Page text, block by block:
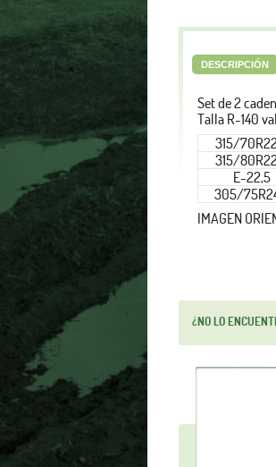
DESCRIPCIÓN
Set de 2
Talla R-140
315/
315/
E-22,5
305/
IMAGEN
¿NO LO